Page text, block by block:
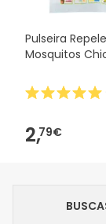
Pulseira
Mosquitos
2,79€